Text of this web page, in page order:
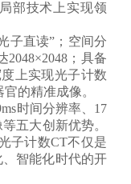
部技术上实现领
子直读”；空间分
2048×2048；具备
上实现光子计数
的精准成像。
时间分辨率、17
五大创新优势。
子计数CT不仅是
智能化时代的开